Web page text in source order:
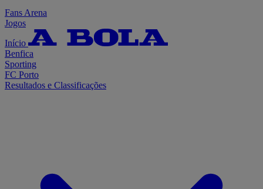
Fans Arena
Jogos
Início
Benfica
Sporting
FC Porto
Resultados e Classificações